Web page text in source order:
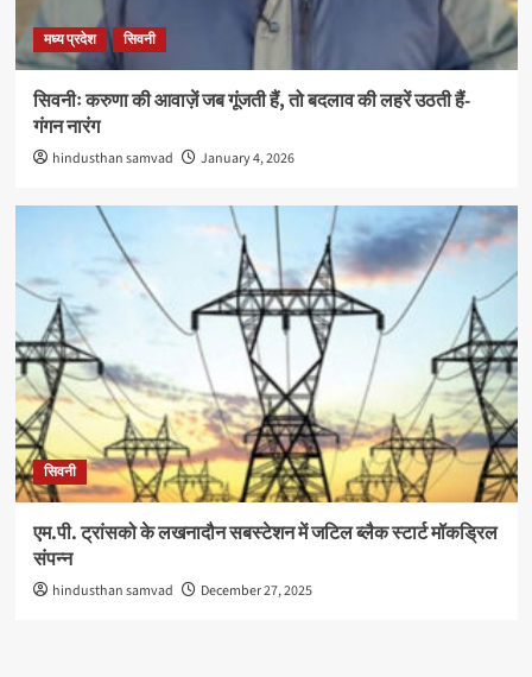
मध्य प्रदेश सिवनी
सिवनीः करुणा की आवाज़ें जब गूंजती हैं, तो बदलाव की लहरें उठती हैं-
गंगन नारंग
hindusthan samvad January 4, 2026
सिवनी
एम.पी. ट्रांसको के लखनादौन सबस्टेशन में जटिल ब्लैक स्टार्ट मॉकड्रिल
संपन्न
hindusthan samvad December 27, 2025